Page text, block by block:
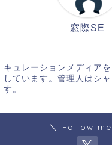
窓際SE
キュレーションメディア
しています。管理人はシ
す。
＼ Follow me